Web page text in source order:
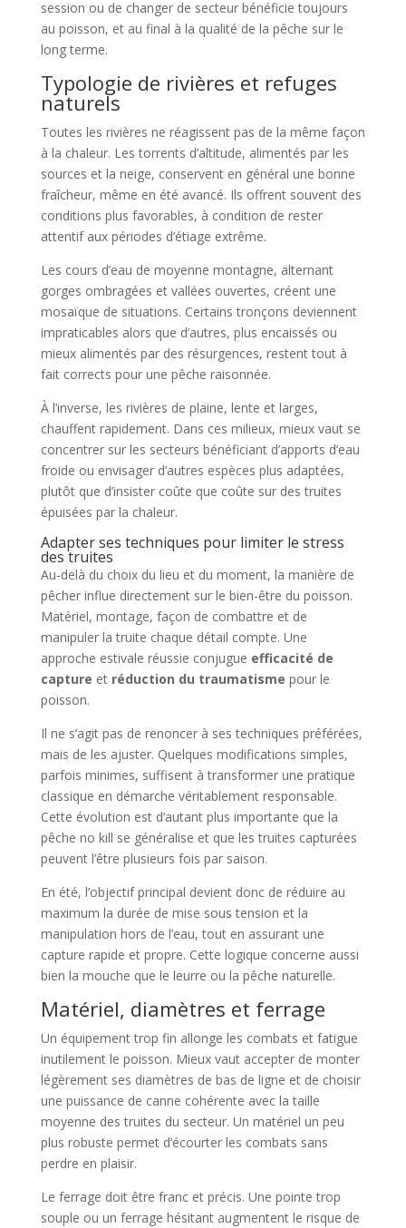
session ou de changer de secteur bénéficie toujours
au poisson, et au final à la qualité de la pêche sur le
long terme.
Typologie de rivières et refuges
naturels
Toutes les rivières ne réagissent pas de la même façon
à la chaleur. Les torrents d’altitude, alimentés par les
sources et la neige, conservent en général une bonne
fraîcheur, même en été avancé. Ils offrent souvent des
conditions plus favorables, à condition de rester
attentif aux périodes d’étiage extrême.
Les cours d’eau de moyenne montagne, alternant
gorges ombragées et vallées ouvertes, créent une
mosaïque de situations. Certains tronçons deviennent
impraticables alors que d’autres, plus encaissés ou
mieux alimentés par des résurgences, restent tout à
fait corrects pour une pêche raisonnée.
À l’inverse, les rivières de plaine, lente et larges,
chauffent rapidement. Dans ces milieux, mieux vaut se
concentrer sur les secteurs bénéficiant d’apports d’eau
froide ou envisager d’autres espèces plus adaptées,
plutôt que d’insister coûte que coûte sur des truites
épuisées par la chaleur.
Adapter ses techniques pour limiter le stress
des truites
Au-delà du choix du lieu et du moment, la manière de
pêcher influe directement sur le bien-être du poisson.
Matériel, montage, façon de combattre et de
manipuler la truite chaque détail compte. Une
approche estivale réussie conjugue efficacité de
capture et réduction du traumatisme pour le
poisson.
Il ne s’agit pas de renoncer à ses techniques préférées,
mais de les ajuster. Quelques modifications simples,
parfois minimes, suffisent à transformer une pratique
classique en démarche véritablement responsable.
Cette évolution est d’autant plus importante que la
pêche no kill se généralise et que les truites capturées
peuvent l’être plusieurs fois par saison.
En été, l’objectif principal devient donc de réduire au
maximum la durée de mise sous tension et la
manipulation hors de l’eau, tout en assurant une
capture rapide et propre. Cette logique concerne aussi
bien la mouche que le leurre ou la pêche naturelle.
Matériel, diamètres et ferrage
Un équipement trop fin allonge les combats et fatigue
inutilement le poisson. Mieux vaut accepter de monter
légèrement ses diamètres de bas de ligne et de choisir
une puissance de canne cohérente avec la taille
moyenne des truites du secteur. Un matériel un peu
plus robuste permet d’écourter les combats sans
perdre en plaisir.
Le ferrage doit être franc et précis. Une pointe trop
souple ou un ferrage hésitant augmentent le risque de